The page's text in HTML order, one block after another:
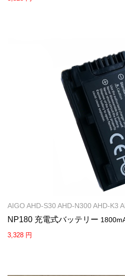
AIGO AHD-S30 AHD-N300 AHD-K3
NP180 充電式バッテリー
3,328 円